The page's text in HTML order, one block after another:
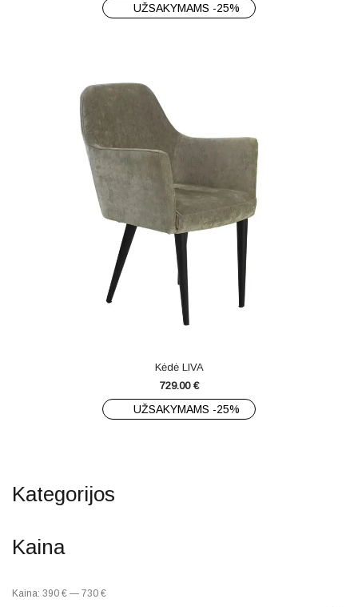
UŽSAKYMAMS -25%
Kėdė LIVA
729.00 €
UŽSAKYMAMS -25%
Kategorijos
Kaina
Kaina: 390 € — 730 €